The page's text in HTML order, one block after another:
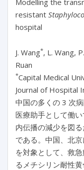
Modelling the
resistant
hospital
J. Wang*, L. Wang,
Ruan
*Capital Medical
Journal of Hospital
中国の多くの 3 次
医療助手として働
内伝播の減少を図
である。中国、北
を対象として、救
るメチシリン耐性